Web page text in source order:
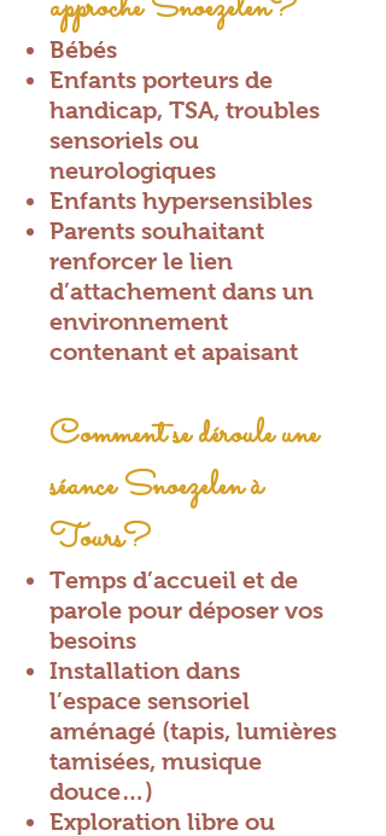
Bébés
Enfants porteurs de
handicap, TSA, troubles
sensoriels ou
neurologiques
Enfants hypersensibles
Parents souhaitant
renforcer le lien
d’attachement dans un
environnement
contenant et apaisant
Comment se déroule une
séance Snoezelen à
Tours?
Temps d’accueil et de
parole pour déposer vos
besoins
Installation dans
l’espace sensoriel
aménagé (tapis, lumières
tamisées, musique
douce…)
Exploration libre ou